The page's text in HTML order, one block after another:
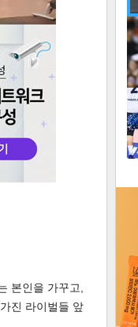
본인을 가꾸고,
진 라이벌들 앞
연예
2